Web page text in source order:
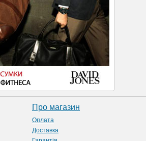
Про магазин
Оплата
Доставка